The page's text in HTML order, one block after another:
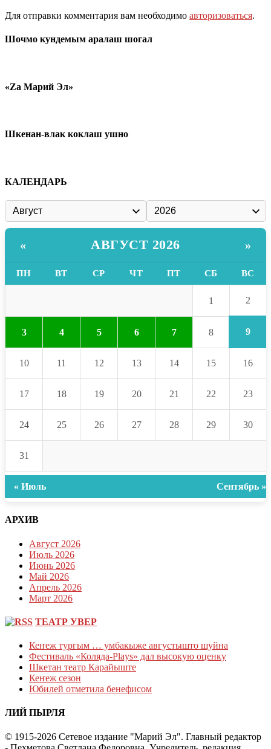
Для отправки комментария вам необходимо авторизоваться.
Шочмо кундемым аралаш шогал
«Zа Марий Эл»
Шкенан-влак коклаш ушно
КАЛЕНДАРЬ
« АВГУСТ 2026 »
ПН ВТ СР ЧТ ПТ СБ ВС
1 2
3 4 5 6 7 8 9
10 11 12 13 14 15 16
17 18 19 20 21 22 23
24 25 26 27 28 29 30
31
« Июль Сентябрь »
АРХИВ
Август 2026
Июль 2026
Июнь 2026
Май 2026
Апрель 2026
Март 2026
ТЕАТР УВЕР
Кеҥеж тургым … умбакыже августышто шуйна
Фестиваль «Коляда-Plays» дал высокую оценку
Шкетан театр Карайыште
Кеҥеж сезон
Юбилей отметила бенефисом
ЛИЙ ПЫРЛЯ
© 1915-2026 Сетевое издание "Марий Эл". Главный редактор